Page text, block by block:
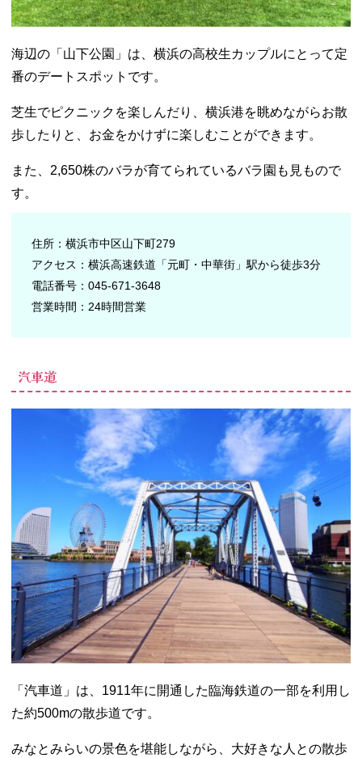
海辺の「山下公園」は、横浜の高校生カップルにとって定
番のデートスポットです。
芝生でピクニックを楽しんだり、横浜港を眺めながらお散
歩したりと、お金をかけずに楽しむことができます。
また、2,650株のバラが育てられているバラ園も見もので
す。
住所：横浜市中区山下町279
アクセス：横浜高速鉄道「元町・中華街」駅から徒歩3分
電話番号：045-671-3648
営業時間：24時間営業
汽車道
「汽車道」は、1911年に開通した臨海鉄道の一部を利用し
た約500mの散歩道です。
みなとみらいの景色を堪能しながら、大好きな人との散歩